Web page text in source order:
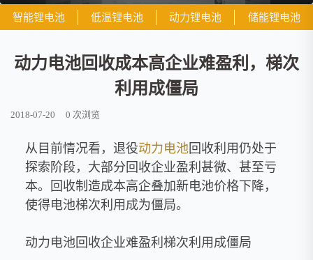
智能锂电池 低温锂电池 动力锂电池 储能锂电池
动力电池回收成本高企业难盈利，梯次
利用成僵局
2018-07-20 0 次浏览
从目前情况看，退役动力电池回收利用仍处于
探索阶段，大部分回收企业盈利甚微、甚至亏
本。回收制造成本高企叠加新电池价格下降，
使得电池梯次利用成为僵局。
动力电池回收企业难盈利梯次利用成僵局